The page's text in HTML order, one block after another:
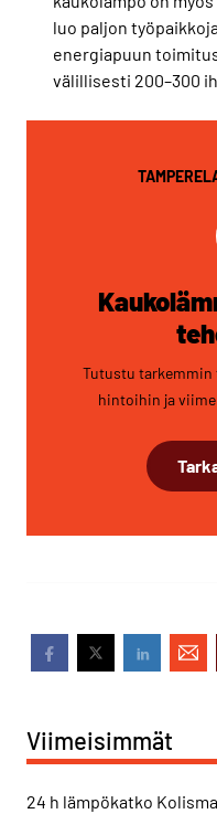
luo paljon
energiapuun
välillisesti 200–300
Tutustu tarkemmin
hintoihin ja
Viimeisimmät
24 h lämpökatko